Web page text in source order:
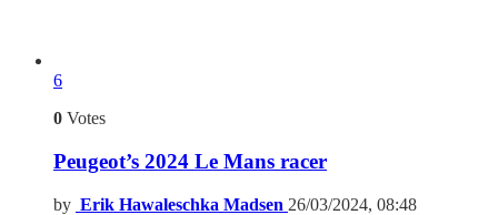
6
0 Votes
Peugeot’s 2024 Le Mans racer
by Erik Hawaleschka Madsen 26/03/2024, 08:48